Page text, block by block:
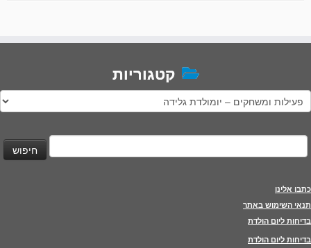
קטגוריות
קטגוריות
חיפוש:
כתבו אלינו
תנאי השימוש באתר
בדיחות ליום הולדת
בדיחות ליום הולדת